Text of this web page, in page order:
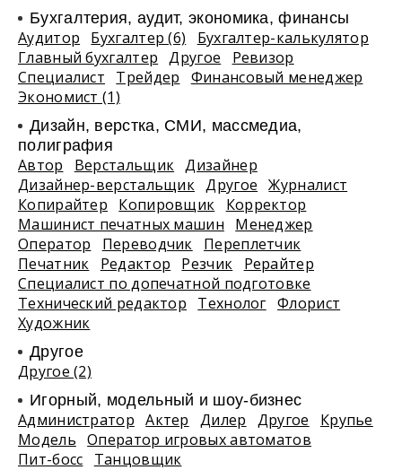
Бухгалтерия, аудит, экономика, финансы
Аудитор Бухгалтер (6)
Бухгалтер-калькулятор
Главный бухгалтер
Другое
Ревизор
Специалист
Трейдер
Финансовый менеджер
Экономист (1)
Дизайн, верстка, СМИ, массмедиа,
полиграфия
Автор Верстальщик Дизайнер
Дизайнер-верстальщик Другое
Журналист
Копирайтер
Копировщик
Корректор
Машинист печатных машин
Менеджер
Оператор
Переводчик
Переплетчик
Печатник
Редактор Резчик
Рерайтер
Специалист по допечатной подготовке
Технический редактор
Технолог Флорист
Художник
Другое
Другое (2)
Игорный, модельный и шоу-бизнес
Администратор Актер Дилер Другое
Крупье
Модель Оператор игровых автоматов
Пит-босс
Танцовщик